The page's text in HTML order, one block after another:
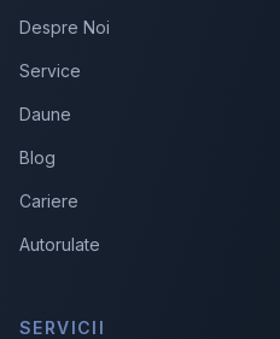
Despre Noi
Service
Daune
Blog
Cariere
Autorulate
SERVICII